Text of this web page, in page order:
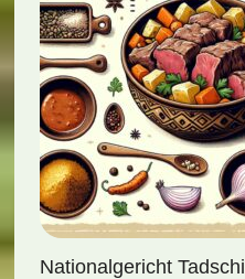
Nationalgericht